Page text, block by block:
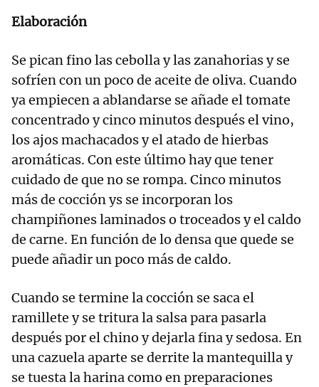
Elaboración
Se pican fino las cebolla y las zanahorias y se
sofríen con un poco de aceite de oliva. Cuando
ya empiecen a ablandarse se añade el tomate
concentrado y cinco minutos después el vino,
los ajos machacados y el atado de hierbas
aromáticas. Con este último hay que tener
cuidado de que no se rompa. Cinco minutos
más de cocción ys se incorporan los
champiñones laminados o troceados y el caldo
de carne. En función de lo densa que quede se
puede añadir un poco más de caldo.
Cuando se termine la cocción se saca el
ramillete y se tritura la salsa para pasarla
después por el chino y dejarla fina y sedosa. En
una cazuela aparte se derrite la mantequilla y
se tuesta la harina como en preparaciones